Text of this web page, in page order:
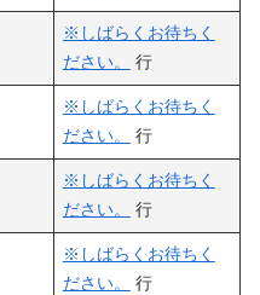
※しばらくお待ちく
ださい。
行
※しばらくお待ちく
ださい。
行
※しばらくお待ちく
ださい。
行
※しばらくお待ちく
ださい。
行